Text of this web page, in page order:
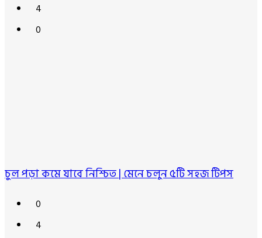
4
0
চুল পড়া কমে যাবে নিশ্চিত | মেনে চলুন ৫টি সহজ টিপস
0
4